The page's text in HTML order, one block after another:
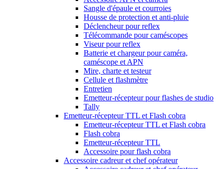
Sangle d'épaule et courroies
Housse de protection et anti-pluie
Déclencheur pour reflex
Télécommande pour caméscopes
Viseur pour reflex
Batterie et chargeur pour caméra,
caméscope et APN
Mire, charte et testeur
Cellule et flashmètre
Entretien
Emetteur-récepteur pour flashes de studio
Tally
Emetteur-récepteur TTL et Flash cobra
Emetteur-récepteur TTL et Flash cobra
Flash cobra
Emetteur-récepteur TTL
Accessoire pour flash cobra
Accessoire cadreur et chef opérateur